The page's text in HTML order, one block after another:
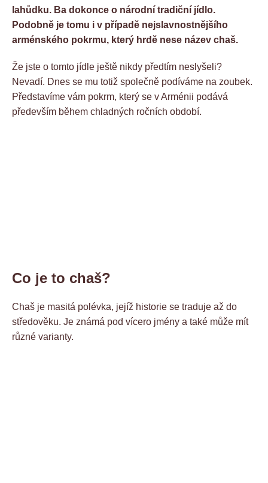
lahůdku. Ba dokonce o národní tradiční jídlo.
Podobně je tomu i v případě nejslavnostnějšího
arménského pokrmu, který hrdě nese název chaš.
Že jste o tomto jídle ještě nikdy předtím neslyšeli?
Nevadí. Dnes se mu totiž společně podíváme na zoubek.
Představíme vám pokrm, který se v Arménii podává
především během chladných ročních období.
Co je to chaš?
Chaš je masitá polévka, jejíž historie se traduje až do
středověku. Je známá pod vícero jmény a také může mít
různé varianty.